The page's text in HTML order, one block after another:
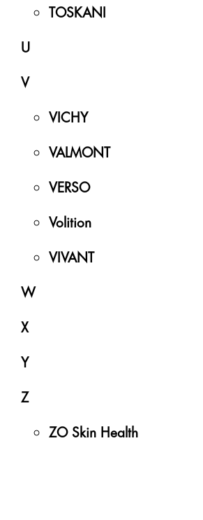
TOSKANI
U
V
VICHY
VALMONT
VERSO
Volition
VIVANT
W
X
Y
Z
ZO Skin Health